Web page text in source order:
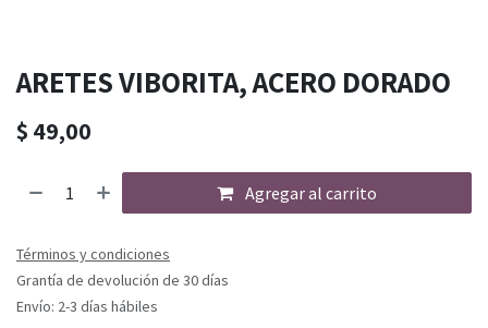
ARETES VIBORITA, ACERO DORADO
$ 49,00
Agregar al carrito
Términos y condiciones
Grantía de devolución de 30 días
Envío: 2-3 días hábiles